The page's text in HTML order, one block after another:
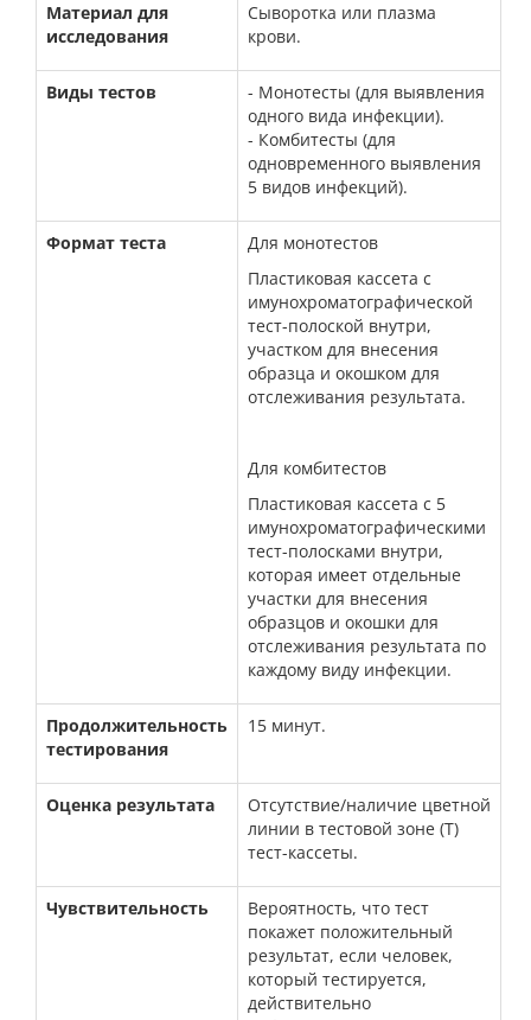
Материал для
исследования
Сыворотка или плазма
крови.
Виды тестов
- Монотесты (для выявления
одного вида инфекции).
- Комбитесты (для
одновременного выявления
5 видов инфекций).
Формат теста
Для монотестов
Пластиковая кассета с
имунохроматографической
тест-полоской внутри,
участком для внесения
образца и окошком для
отслеживания результата.
Для комбитестов
Пластиковая кассета с 5
имунохроматографическими
тест-полосками внутри,
которая имеет отдельные
участки для внесения
образцов и окошки для
отслеживания результата по
каждому виду инфекции.
Продолжительность
тестирования
15 минут.
Оценка результата
Отсутствие/наличие цветной
линии в тестовой зоне (Т)
тест-кассеты.
Чувствительность
Вероятность, что тест
покажет положительный
результат, если человек,
который тестируется,
действительно